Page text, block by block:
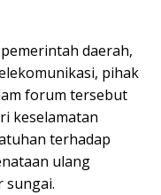
daerah,
pihak
forum tersebut
keselamatan
terhadap
ulang
sungai.